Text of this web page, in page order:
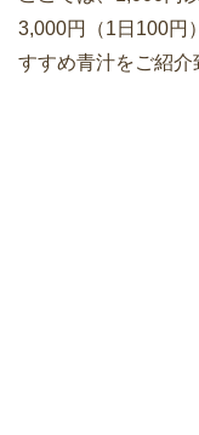
3,000円（1日100円
すすめ青汁をご紹介